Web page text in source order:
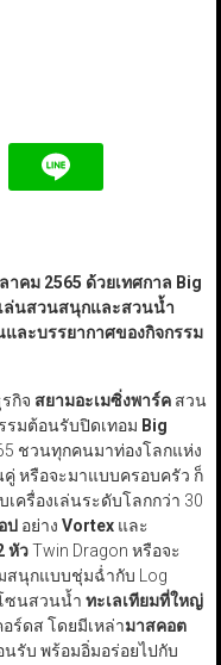
คม 2565 ด้วยเทศกาล Big
ล่นสวนสนุกและสวนน้ำ
ละบรรยากาศของกิจกรรม
กิจ สยามอะเมซิ่งพาร์คสวน
รมต้อนรับปิดเทอม Big
ชวนทุกคนมาท่องโลกแห่ง
หรือจะมาแบบครอบครัว ก็
ครื่องเล่นระดับโลกกว่า 30
ปอย่าง Vortex และ
หัวTwin Dragon หรือจะ
สนุกแบบชุ่มฉ่ำกับ Log
ซนสวนน้ำ ทะเลเทียมที่ใหญ่
ร์ดส โดยมีเหล่ามาสคอต
รับ พร้อมอิ่มอร่อยไปกับ